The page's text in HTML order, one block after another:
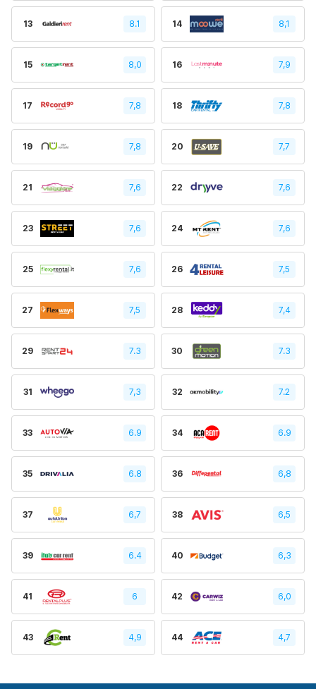
13 8.1 14 8,1
15 8,0 16 7,9
17 7,8 18 7,8
19 7,8 20 7,7
21 7,6 22 7,6
23 7,6 24 7,6
25 7,6 26 7,5
27 7,5 28 7,4
29 7.3 30 7.3
31 7,3 32 7.2
33 6.9 34 6.9
35 6.8 36 6,8
37 6,7 38 6,5
39 6.4 40 6,3
41 6 42 6,0
43 4,9 44 4,7